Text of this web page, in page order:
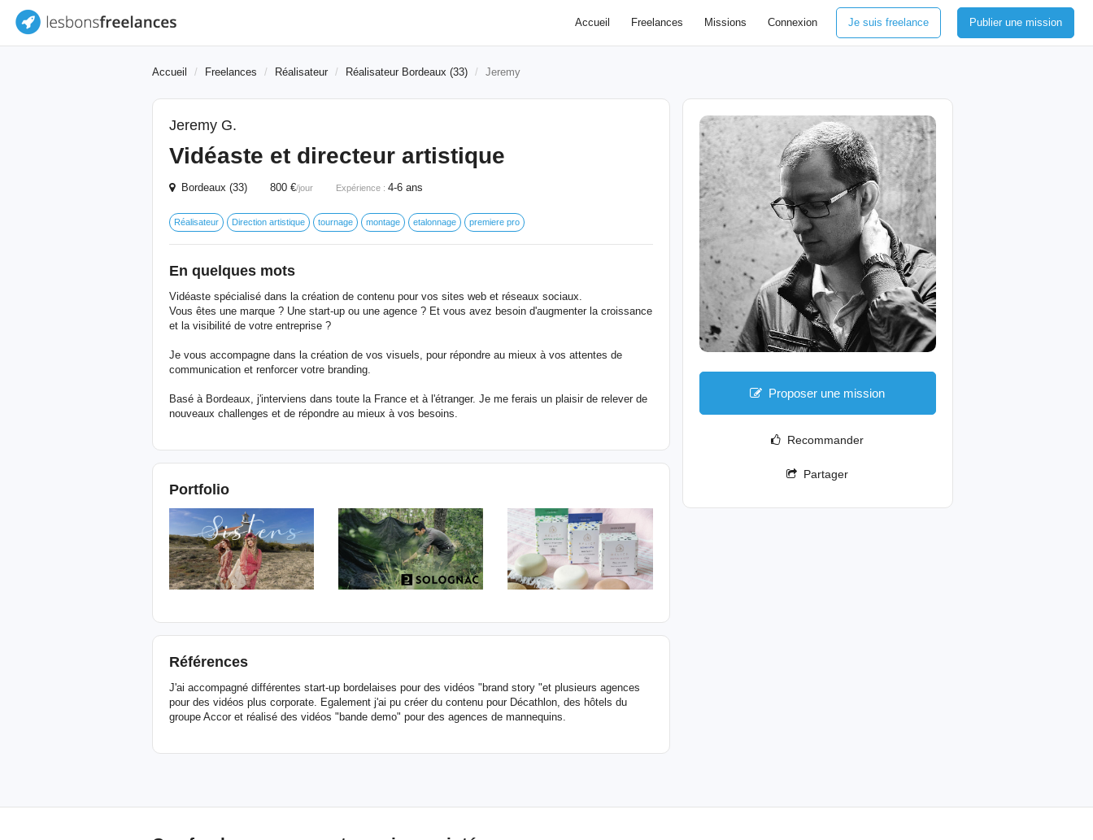
Accueil Freelances Missions Connexion Je suis freelance Publier une mission
Accueil Freelances Réalisateur Réalisateur Bordeaux (33) Jeremy
Jeremy G.
Vidéaste et directeur artistique
Bordeaux (33) 800 €/jour Expérience : 4-6 ans
Réalisateur Direction artistique tournage montage etalonnage premiere pro
En quelques mots
Vidéaste spécialisé dans la création de contenu pour vos sites web et réseaux sociaux.
Vous êtes une marque ? Une start-up ou une agence ? Et vous avez besoin d'augmenter la croissance
et la visibilité de votre entreprise ?
Je vous accompagne dans la création de vos visuels, pour répondre au mieux à vos attentes de
communication et renforcer votre branding.
Basé à Bordeaux, j'interviens dans toute la France et à l'étranger. Je me ferais un plaisir de relever de
nouveaux challenges et de répondre au mieux à vos besoins.
Portfolio
Références
J'ai accompagné différentes start-up bordelaises pour des vidéos "brand story "et plusieurs agences
pour des vidéos plus corporate. Egalement j'ai pu créer du contenu pour Décathlon, des hôtels du
groupe Accor et réalisé des vidéos "bande demo" pour des agences de mannequins.
Proposer une mission
Recommander
Partager